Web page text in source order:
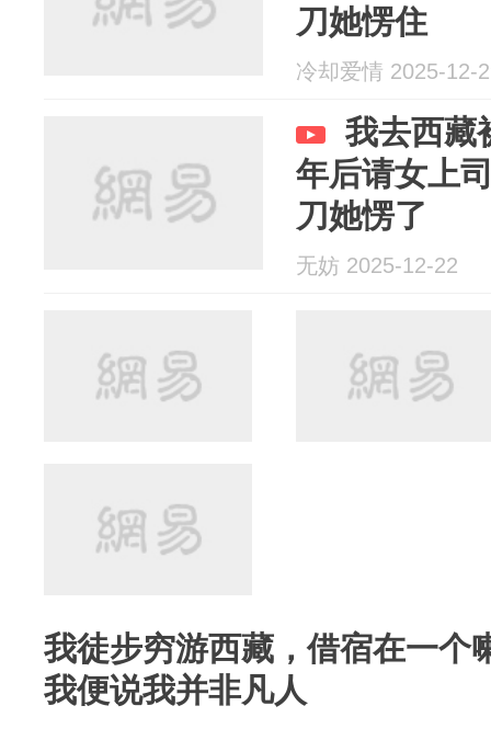
刀她愣住
冷却爱情 2025-12-
我去西藏
年后请女上
刀她愣了
无妨 2025-12-22
我徒步穷游西藏，借宿在一个
我便说我并非凡人